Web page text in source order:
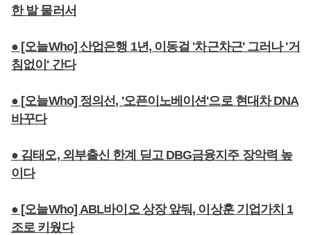
한 발 물러서
● [오늘Who] 산업은행 1년, 이동걸 '차근차근' 그러나 '거
침없이' 간다
● [오늘Who] 정의선, '오픈이노베이션'으로 현대차 DNA
바꾸다
● 김태오, 외부출신 한계 딛고 DBG금융지주 장악력 높
이다
● [오늘Who] ABL바이오 상장 앞둬, 이상훈 기업가치 1
조로 키웠다